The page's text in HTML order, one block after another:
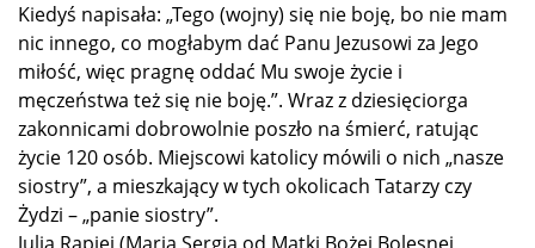
Kiedyś napisała: „Tego (wojny) się nie boję, bo nie mam
nic innego, co mogłabym dać Panu Jezusowi za Jego
miłość, więc pragnę oddać Mu swoje życie i
męczeństwa też się nie boję.”. Wraz z dziesięciorga
zakonnicami dobrowolnie poszło na śmierć, ratując
życie 120 osób. Miejscowi katolicy mówili o nich „nasze
siostry”, a mieszkający w tych okolicach Tatarzy czy
Żydzi – „panie siostry”.